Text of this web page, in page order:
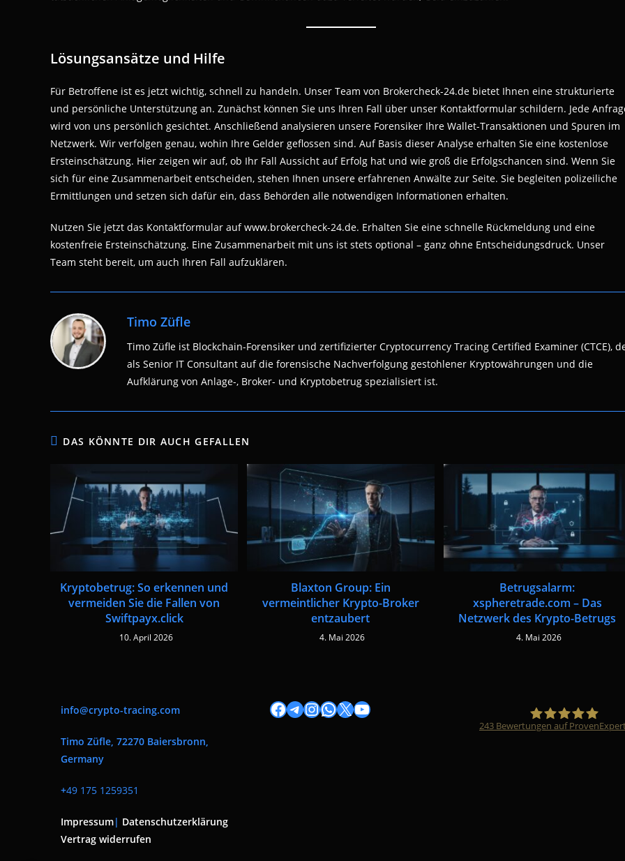
Lösungsansätze und Hilfe
Für Betroffene ist es jetzt wichtig, schnell zu handeln. Unser Team von Brokercheck-24.de bietet Ihnen eine strukturierte
und persönliche Unterstützung an. Zunächst können Sie uns Ihren Fall über unser Kontaktformular schildern. Jede
wird von uns persönlich gesichtet. Anschließend analysieren unsere Forensiker Ihre Wallet-Transaktionen und Spuren im
Netzwerk. Wir verfolgen genau, wohin Ihre Gelder geflossen sind. Auf Basis dieser Analyse erhalten Sie eine kostenlose
Ersteinschätzung. Hier zeigen wir auf, ob Ihr Fall Aussicht auf Erfolg hat und wie groß die Erfolgschancen sind. Wenn Sie
sich für eine Zusammenarbeit entscheiden, stehen Ihnen unsere erfahrenen Anwälte zur Seite. Sie begleiten polizeiliche
Ermittlungen und setzen sich dafür ein, dass Behörden alle notwendigen Informationen erhalten.
Nutzen Sie jetzt das Kontaktformular auf www.brokercheck-24.de. Erhalten Sie eine schnelle Rückmeldung und eine
kostenfreie Ersteinschätzung. Eine Zusammenarbeit mit uns ist stets optional – ganz ohne Entscheidungsdruck. Unser
Team steht bereit, um auch Ihren Fall aufzuklären.
Timo Züfle
Timo Züfle ist Blockchain-Forensiker und zertifizierter Cryptocurrency Tracing Certified Examiner (CTCE),
als Senior IT Consultant auf die forensische Nachverfolgung gestohlener Kryptowährungen und die
Aufklärung von Anlage-, Broker- und Kryptobetrug spezialisiert ist.
DAS KÖNNTE DIR AUCH GEFALLEN
Kryptobetrug: So erkennen und
vermeiden Sie die Fallen von
Swiftpayx.click
10. April 2026
Blaxton Group: Ein
vermeintlicher Krypto-Broker
entzaubert
4. Mai 2026
Betrugsalarm:
xspheretrade.com – Das
Netzwerk des Krypto-Betrugs
4. Mai 2026
info@crypto-tracing.com
Timo Züfle, 72270 Baiersbronn,
Germany
+49 175 1259351
Impressum| Datenschutzerklärung
Vertrag widerrufen
Facebook
Telegram
Instagram
WhatsApp
X YouTube
243 Bewertungen auf